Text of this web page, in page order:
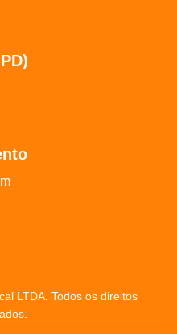
LTDA. Todos os direitos